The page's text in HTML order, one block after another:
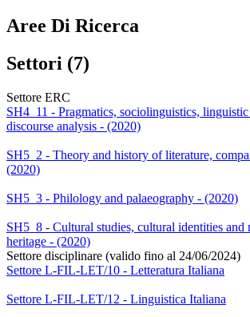
Aree Di Ricerca
Settori (7)
Settore ERC
SH4_11 - Pragmatics, sociolinguistics,
discourse analysis - (2020)
SH5_2 - Theory and history of literature,
(2020)
SH5_3 - Philology and palaeography - (2020)
SH5_8 - Cultural studies, cultural identities and
heritage - (2020)
Settore disciplinare (valido fino al 24/06/2024)
Settore L-FIL-LET/10 - Letteratura Italiana
Settore L-FIL-LET/12 - Linguistica Italiana